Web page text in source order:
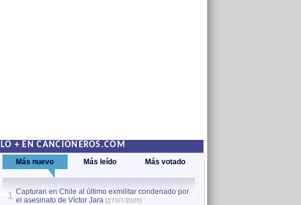
LO + EN CANCIONEROS.COM
Más nuevo Más leído Más votado
1 Capturan en Chile al último exmilitar condenado por
el asesinato de Víctor Jara [27/07/2026]